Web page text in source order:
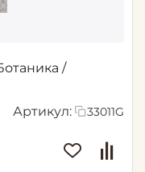
/
Артикул: 33011G